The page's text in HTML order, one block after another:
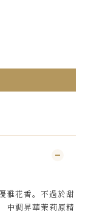
雅花香。不過於甜
中調昇華茉莉原精